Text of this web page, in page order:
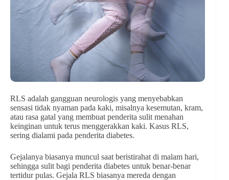
RLS adalah gangguan neurologis yang menyebabkan
sensasi tidak nyaman pada kaki, misalnya kesemutan, kram,
atau rasa gatal yang membuat penderita sulit menahan
keinginan untuk terus menggerakkan kaki. Kasus RLS,
sering dialami pada penderita diabetes.
Gejalanya biasanya muncul saat beristirahat di malam hari,
sehingga sulit bagi penderita diabetes untuk benar-benar
tertidur pulas. Gejala RLS biasanya mereda dengan